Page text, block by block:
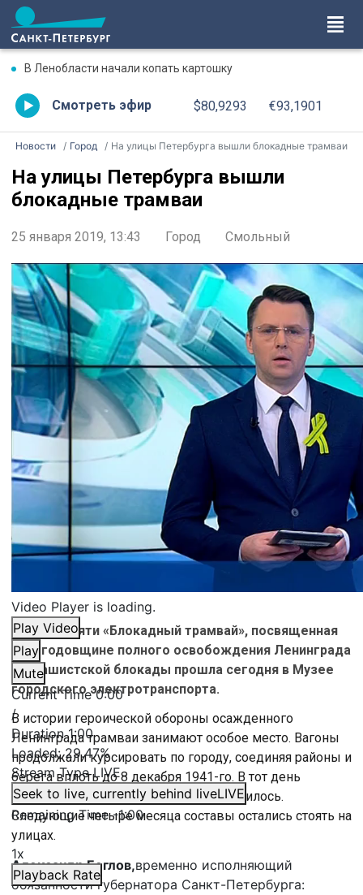
В Ленобласти начали копать картошку
Смотреть эфир $80,9293 €93,1901
Новости Город На улицы Петербурга вышли блокадные трамваи
На улицы Петербурга вышли
блокадные трамваи
25 января 2019, 13:43 Город Смольный
Video Player is loading.
Play Video
Play
Mute
Current Time0:00
/
Duration1:00
Loaded:29.47%
Stream TypeLIVE
Seek to live, currently behind liveLIVE
Remaining Time-1:00
1x
Playback Rate
Акция памяти «Блокадный трамвай», посвященная
75-й годовщине полного освобождения Ленинграда
от фашистской блокады прошла сегодня в Музее
городского электротранспорта.
В истории героической обороны осажденного
Ленинграда трамваи занимают особое место. Вагоны
продолжали курсировать по городу, соединяя районы и
берега вплоть до 8 декабря 1941-го. В тот день
движение трамваев в городе прекратилось.
Следующие четыре месяца составы остались стоять на
улицах.
Александр Беглов,временно исполняющий
обязанности губернатора Санкт-Петербурга: